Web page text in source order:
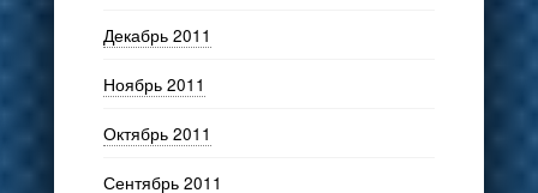
Декабрь 2011
Ноябрь 2011
Октябрь 2011
Сентябрь 2011